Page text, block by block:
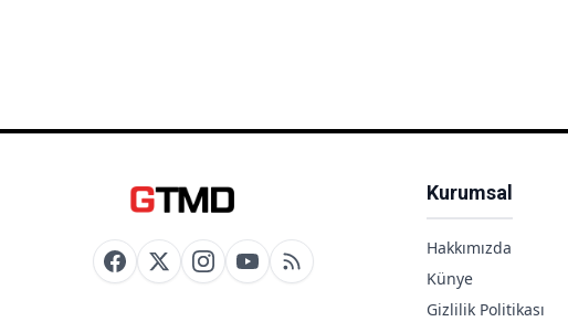
Kurumsal
Hakkımızda
Künye
Gizlilik Politikası